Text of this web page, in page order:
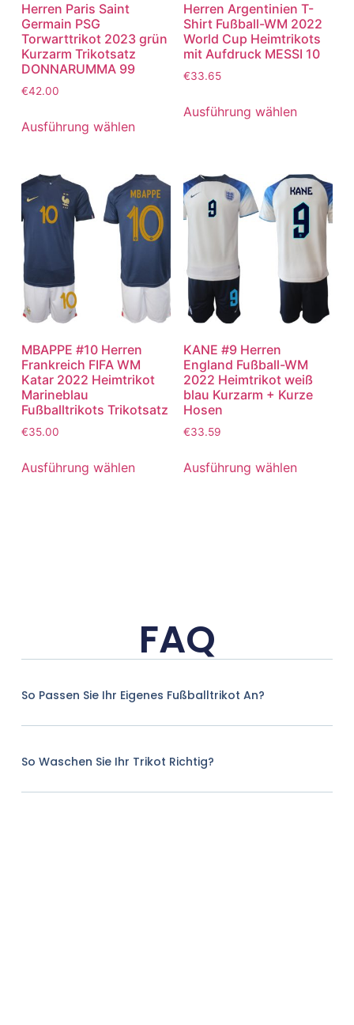
Herren Paris Saint
Germain PSG
Torwarttrikot 2023 grün
Kurzarm Trikotsatz
DONNARUMMA 99
€42.00
Ausführung wählen
Herren Argentinien T-
Shirt Fußball-WM 2022
World Cup Heimtrikots
mit Aufdruck MESSI 10
€33.65
Ausführung wählen
MBAPPE #10 Herren
Frankreich FIFA WM
Katar 2022 Heimtrikot
Marineblau
Fußballtrikots Trikotsatz
€35.00
Ausführung wählen
KANE #9 Herren
England Fußball-WM
2022 Heimtrikot weiß
blau Kurzarm + Kurze
Hosen
€33.59
Ausführung wählen
FAQ
So Passen Sie Ihr Eigenes Fußballtrikot An?
So Waschen Sie Ihr Trikot Richtig?